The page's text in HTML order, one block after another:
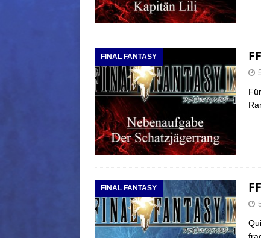
FINAL FANTASY
FINAL FANTASY